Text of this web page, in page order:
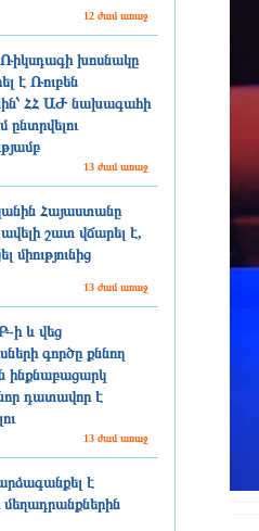
12 ժամ առաջ
Ռիկսդագի խոսնակը
է Ռուբեն
ՀՀ ԱԺ նախագահի
ընտրվելու
13 ժամ առաջ
Հայաստանը
շատ վճարել է,
միությունից
13 ժամ առաջ
ի և վեց
գործը քննող
ինքնաբացարկ
դատավոր է
13 ժամ առաջ
է
մեղադրանքներին